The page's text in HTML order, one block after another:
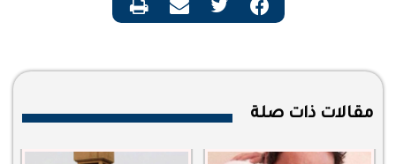
مقالات ذات صلة